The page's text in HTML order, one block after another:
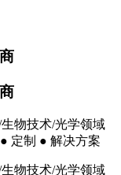
物技术/光学领域
定制 ● 解决方案
物技术/光学领域